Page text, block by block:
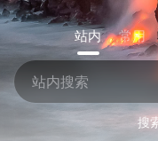
站内 常用
搜